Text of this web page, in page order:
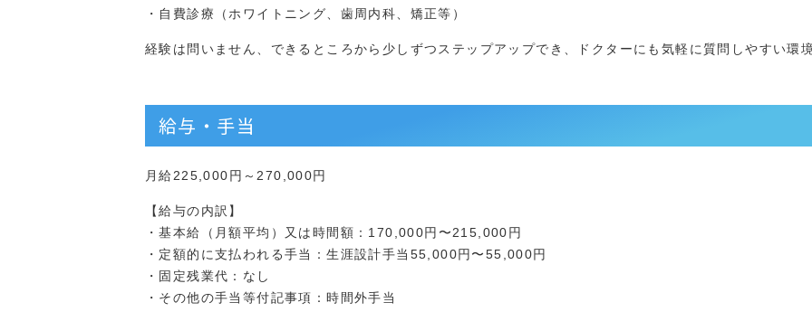
・自費診療（ホワイトニング、歯周内科、矯正等）
経験は問いません、できるところから少しずつステップアップでき、ドクターにも気軽に質問しやすい環
給与・手当
月給225,000円～270,000円
【給与の内訳】
・基本給（月額平均）又は時間額：170,000円〜215,000円
・定額的に支払われる手当：生涯設計手当55,000円〜55,000円
・固定残業代：なし
・その他の手当等付記事項：時間外手当